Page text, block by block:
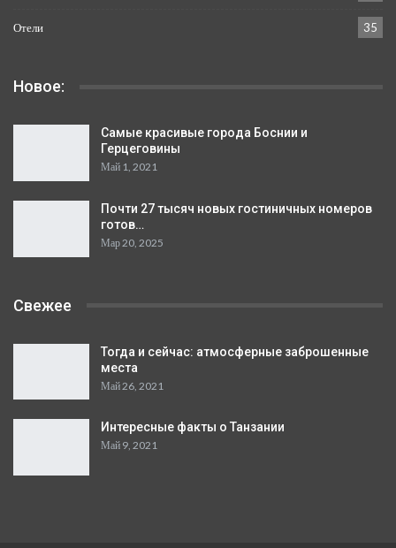
Отели 35
Новое:
Самые красивые города Боснии и
Герцеговины
Май 1, 2021
Почти 27 тысяч новых гостиничных номеров
готов…
Мар 20, 2025
Свежее
Тогда и сейчас: атмосферные заброшенные
места
Май 26, 2021
Интересные факты о Танзании
Май 9, 2021